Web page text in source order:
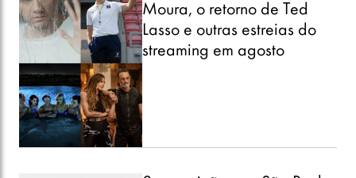
Moura, o retorno de Ted
Lasso e outras estreias do
streaming em agosto